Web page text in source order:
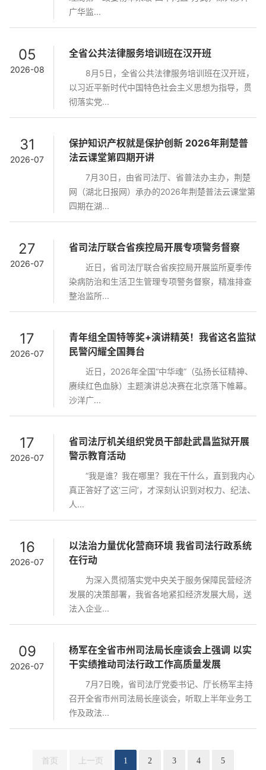
广华监...
全省公共法律服务培训班在汉开班
8月5日，全省公共法律服务培训班在汉开班，
以习近平新时代中国特色社会主义思想为指导，贯
彻落实党...
05
2026-08
保护知识产权就是保护创新 2026年荆楚普
法云课堂第四期开讲
7月30日，由省司法厅、省普法办主办，荆楚
网（湖北日报网）承办的2026年荆楚普法云课堂第
四期在湖...
31
2026-07
省司法厅联合省疾控局开展专项警务督察
近日，省司法厅联合省疾控局开展监所夏季传
染病防治和生活卫生管理专项警务督察，精准排查
整治监所...
27
2026-07
青年组全国特等奖+演讲精英！我省这名监狱
民警闪耀全国舞台
近日，2026年全国“中华魂”（弘扬长征精神、
赓续红色血脉）主题演讲总决赛在北京落下帷幕。
沙洋广...
17
2026-07
省司法厅机关组织党员干部赴武昌监狱开展
警示教育活动
“我是谁？我在哪里？我在干什么，直到我内心
真正答好了这‘三问’，才深刻认识到对权力、纪法、
人...
17
2026-07
以法治力量优化营商环境 我省司法行政系统
在行动
为深入贯彻落实党中央关于服务保障民营经济
发展的决策部署，我省各地紧扣经济发展大局，送
法入企业...
16
2026-07
杨军在全省市州司法局长座谈会上强调 以实
干实绩推动司法行政工作高质量发展
7月7日晚，省司法厅党委书记、厅长杨军主持
召开全省市州司法局长座谈会，听取上半年业务工
作及政法...
09
2026-07
首页 上一页 1 2 3 4 5